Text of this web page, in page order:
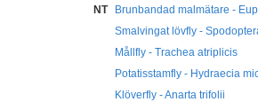
NT
Brunbandad malmätare -
Smalvingat lövfly -
Mållfly - Trachea atriplicis
Potatisstamfly - Hydraecia
Klöverfly - Anarta trifolii